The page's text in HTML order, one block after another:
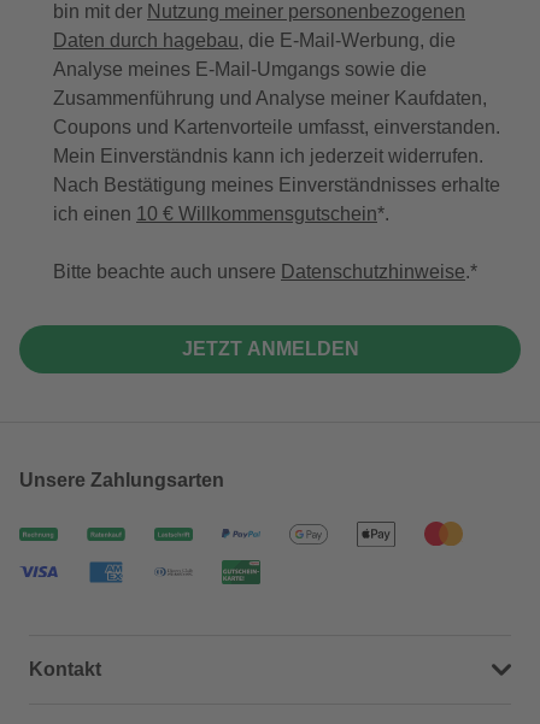
bin mit der Nutzung meiner personenbezogenen
Daten durch hagebau, die E-Mail-Werbung, die
Analyse meines E-Mail-Umgangs sowie die
Zusammenführung und Analyse meiner Kaufdaten,
Coupons und Kartenvorteile umfasst, einverstanden.
Mein Einverständnis kann ich jederzeit widerrufen.
Nach Bestätigung meines Einverständnisses erhalte
ich einen 10 € Willkommensgutschein*.
Bitte beachte auch unsere Datenschutzhinweise.
JETZT ANMELDEN
Unsere Zahlungsarten
Kontakt